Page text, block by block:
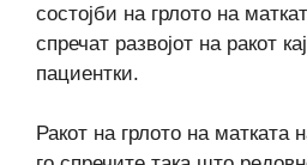
состојби на грлото на
спречат развојот на ракот
пациентки.
Ракот на грлото на матката